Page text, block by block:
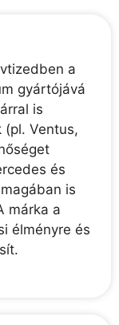
a
gyártójává
is
(pl. Ventus,
és
is
márka a
élményre és